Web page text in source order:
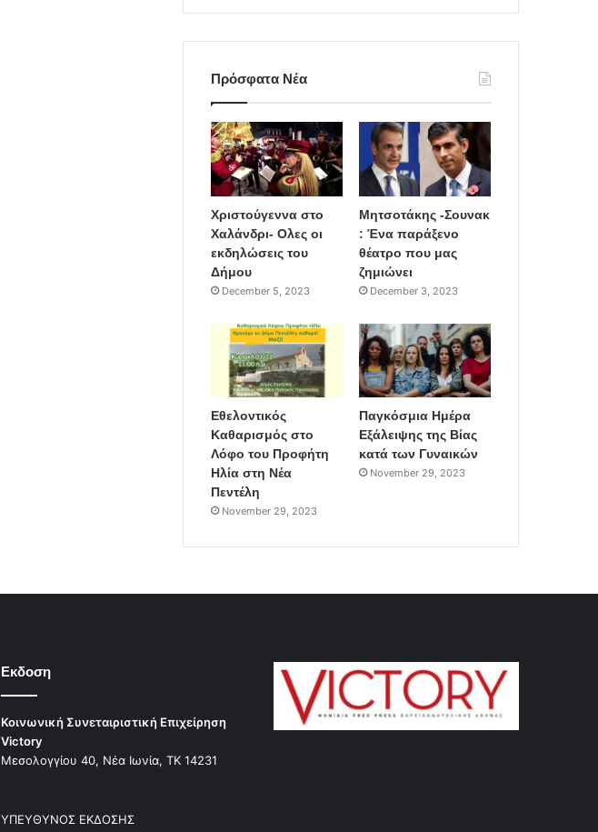
Πρόσφατα Νέα
Χριστούγεννα στο
Χαλάνδρι- Ολες οι
εκδηλώσεις του
Δήμου
December 5, 2023
Μητσοτάκης -Σουνακ
: Ένα παράξενο
θέατρο που μας
ζημιώνει
December 3, 2023
Εθελοντικός
Καθαρισμός στο
Λόφο του Προφήτη
Ηλία στη Νέα
Πεντέλη
November 29, 2023
Παγκόσμια Ημέρα
Εξάλειψης της Βίας
κατά των Γυναικών
November 29, 2023
Εκδοση
Κοινωνική Συνεταιριστική Επιχείρηση
Victory
Μεσολογγίου 40, Νέα Ιωνία, ΤΚ 14231
ΥΠΕΥΘΥΝΟΣ ΕΚΔΟΣΗΣ